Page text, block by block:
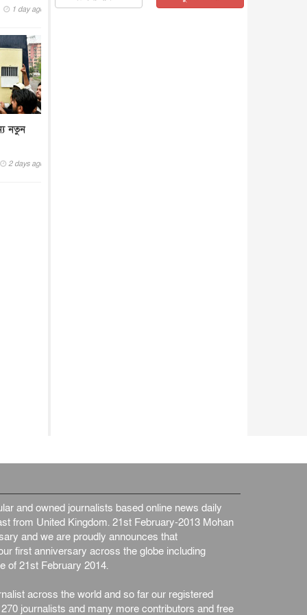
1 day ago
নতুন
2 days ago
জাতীয় ৫ আগস্ট, ২০২৬
and owned journalists based online news daily
from United Kingdom. 21st February-2013 Mohan
and we are proudly announces that
first anniversary across the globe including
of 21st February 2014.
across the world and so far our registered
journalists and many more contributors and free